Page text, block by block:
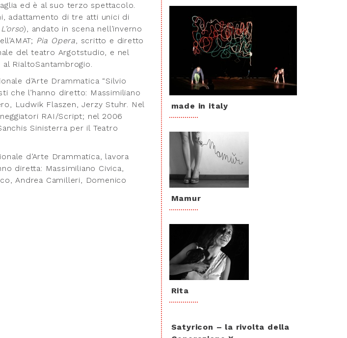
ed è al suo terzo spettacolo.
adattamento di tre atti unici di
), andato in scena nell’inverno
Pia Opera, scritto e diretto
del teatro Argotstudio, e nel
RialtoSantambrogio.
d’Arte Drammatica “Silvio
che l’hanno diretto: Massimiliano
Ludwik Flaszen, Jerzy Stuhr. Nel
RAI/Script; nel 2006
Sinisterra per il Teatro
d’Arte Drammatica, lavora
diretta: Massimiliano Civica,
Andrea Camilleri, Domenico
made in italy
Mamur
Rita
Satyricon – la rivolta della